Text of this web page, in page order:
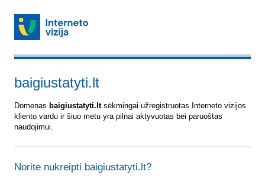
baigiustatyti.lt
Domenas baigiustatyti.ltsėkmingai užregistruotas Interneto vizijos
kliento vardu ir šiuo metu yra pilnai aktyvuotas bei paruoštas
naudojimui.
Norite nukreipti baigiustatyti.lt?